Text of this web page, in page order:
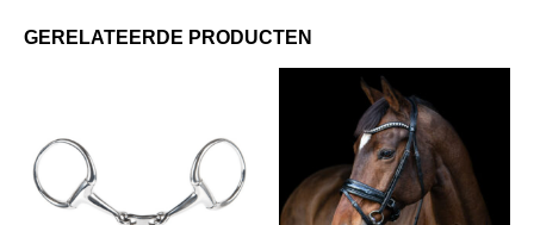
GERELATEERDE PRODUCTEN